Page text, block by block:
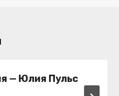
— Юлия Пульс